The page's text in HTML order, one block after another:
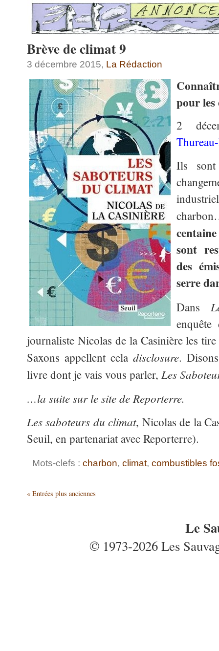
Brève de climat 9
3 décembre 2015, La Rédaction
pour les
2
Ils
sont
des
serre
Dans
journaliste Nicolas de la Casinière les
Saxons appellent celadisclosure.
livre dont je vais vous parler, Les
…la suite sur le site de Reporterre.
Les saboteurs du climat, Nicolas de la
Seuil, en partenariat avec Reporterre).
Mots-clefs : charbon, climat, combustibles
« Entrées plus anciennes
Le
© 1973-2026 Les